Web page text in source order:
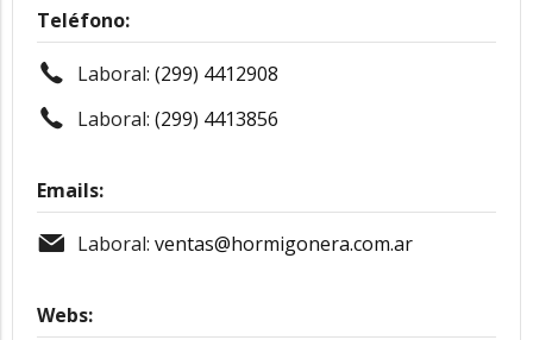
Teléfono:
Laboral: (299) 4412908
Laboral: (299) 4413856
Emails:
Laboral: ventas@hormigonera.com.ar
Webs: